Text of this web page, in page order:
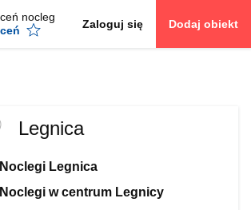
nocleg
Zaloguj się Dodaj obiekt
Legnica
Noclegi Legnica
Noclegi w centrum Legnicy